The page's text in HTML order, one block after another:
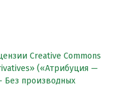
Creative Commons
(«Атрибуция —
Без производных